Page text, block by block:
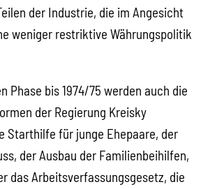
der Industrie, die im Angesicht
weniger restriktive Währungspolitik
Phase bis 1974/75 werden auch die
der Regierung Kreisky
Starthilfe für junge Ehepaare, der
der Ausbau der Familienbeihilfen,
das Arbeitsverfassungsgesetz, die